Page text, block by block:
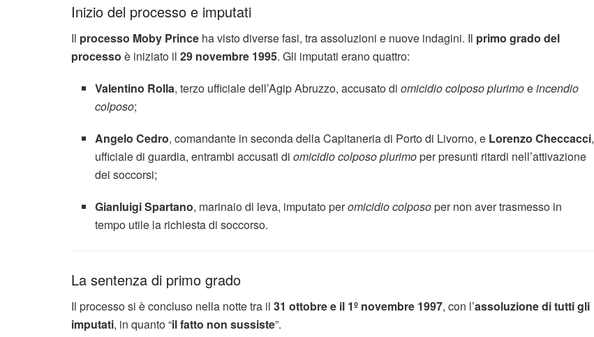
Inizio del processo e imputati
Il processo Moby Prince ha visto diverse fasi, tra assoluzioni e nuove indagini. Il primo grado del
processo è iniziato il 29 novembre 1995. Gli imputati erano quattro:
Valentino Rolla, terzo ufficiale dell’Agip Abruzzo, accusato diomicidio colposo plurimoeincendio
colposo;
Angelo Cedro, comandante in seconda della Capitaneria di Porto di Livorno, e Lorenzo Checcacci,
ufficiale di guardia, entrambi accusati diomicidio colposo plurimoper presunti ritardi nell’attivazione
dei soccorsi;
Gianluigi Spartano, marinaio di leva, imputato peromicidio colposoper non aver trasmesso in
tempo utile la richiesta di soccorso.
La sentenza di primo grado
Il processo si è concluso nella notte tra il 31 ottobre e il 1º novembre 1997, con l’assoluzione di tutti gli
imputati, in quanto “il fatto non sussiste”.